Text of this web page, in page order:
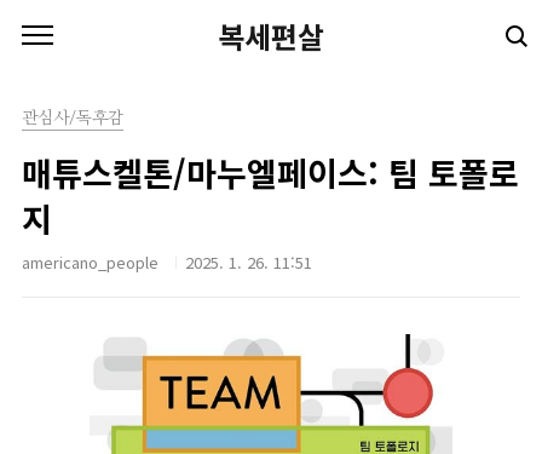
복세편살
관심사/독후감
매튜스켈톤/마누엘페이스: 팀 토폴로
지
americano_people 2025. 1. 26. 11:51